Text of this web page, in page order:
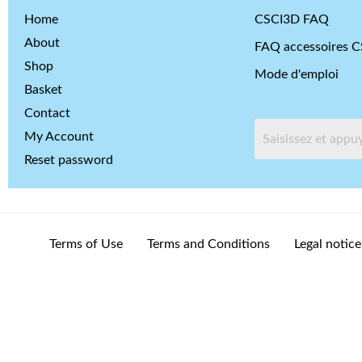
Home
About
Shop
Basket
Contact
My Account
Reset password
CSCI3D FAQ
FAQ accessoires
Mode d'emploi
Terms of Use Terms and Conditions Legal notice